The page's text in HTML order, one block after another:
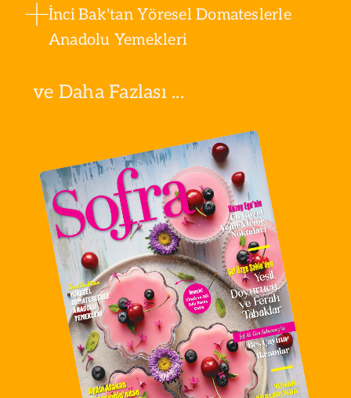
İnci Bak'tan Yöresel Domateslerle
Anadolu Yemekleri
ve Daha Fazlası ...